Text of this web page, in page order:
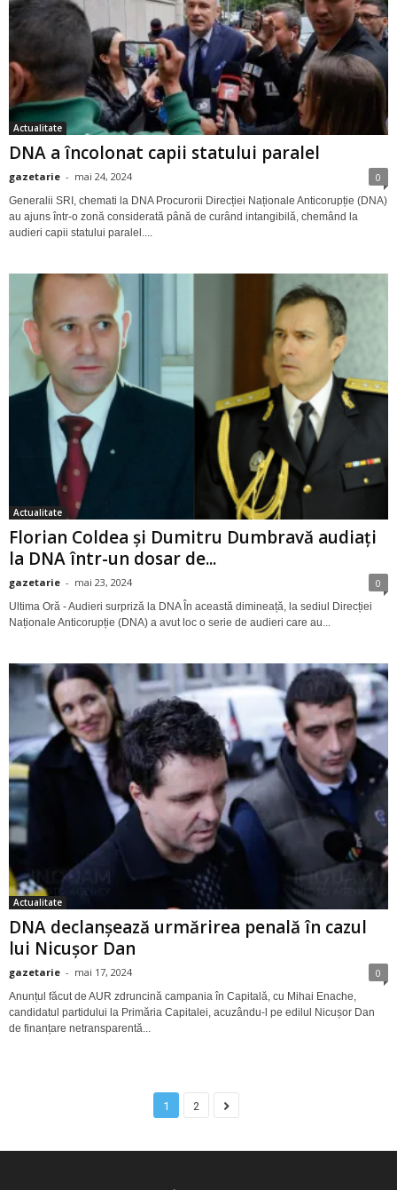
Actualitate
DNA a încolonat capii statului paralel
gazetarie - mai 24, 2024 0
Generalii SRI, chemati la DNA Procurorii Direcției Naționale Anticorupție (DNA)
au ajuns într-o zonă considerată până de curând intangibilă, chemând la
audieri capii statului paralel....
Actualitate
Florian Coldea și Dumitru Dumbravă audiați
la DNA într-un dosar de...
gazetarie - mai 23, 2024 0
Ultima Oră - Audieri surpriză la DNA În această dimineață, la sediul Direcției
Naționale Anticorupție (DNA) a avut loc o serie de audieri care au...
Actualitate
DNA declanșează urmărirea penală în cazul
lui Nicușor Dan
gazetarie - mai 17, 2024 0
Anunțul făcut de AUR zdruncină campania în Capitală, cu Mihai Enache,
candidatul partidului la Primăria Capitalei, acuzându-l pe edilul Nicușor Dan
de finanțare netransparentă...
1 2